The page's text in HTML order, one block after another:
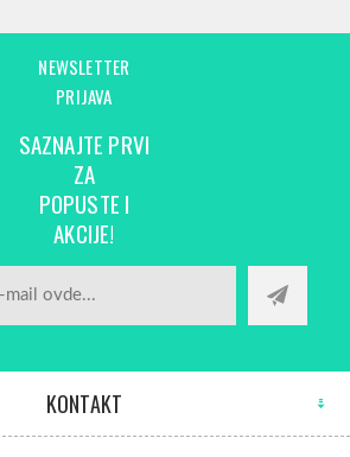
NEWSLETTER
PRIJAVA
SAZNAJTE PRVI
ZA
POPUSTE I
AKCIJE!
KONTAKT